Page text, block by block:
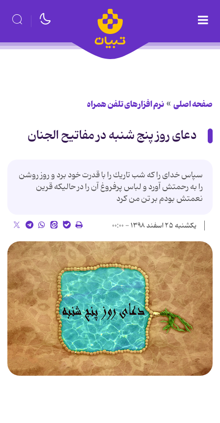
صفحه اصلی نرم افزارهای تلفن همراه
دعای روز پنج شنبه در مفاتیح الجنان
سپاس خداى را كه شب تاريك را با قدرت خود برد و روز روشن
را به رحمتش آورد و لباس پرفروغ‏ آن را در حالیكه قرين
نعمتش بودم بر تن من كرد
یکشنبه ۲۵ اسفند ۱۳۹۸ - ۰۰:۰۰